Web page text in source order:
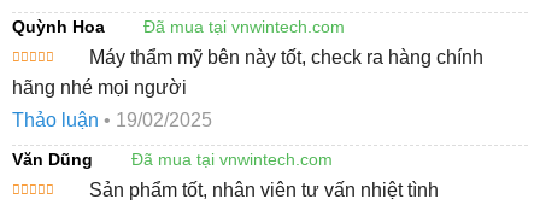
Quỳnh Hoa Đã mua tại vnwintech.com
Được xếp
hạng55
Máy thẩm mỹ bên này tốt, check ra hàng chính
hãng nhé mọi người
Thảo luận • 19/02/2025
Văn Dũng Đã mua tại vnwintech.com
Sản phẩm tốt, nhân viên tư vấn nhiệt tình